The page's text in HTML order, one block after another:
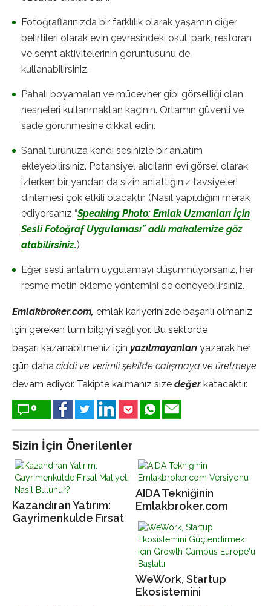
Fotoğraflarınızda bir farklılık olarak yaşamın diğer
belirtileri olarak evin çevresindeki okul, park, restoran
ve semt aktivitelerinin görüntüsünü de
kullanabilirsiniz.
Pahalı boyamaları ve mücevher gibi görselliği olan
nesneleri kullanmaktan kaçının. Ortamın güvenli ve
sade görünmesine dikkat edin.
Sanal turunuza kendi sesinizle bir anlatım
ekleyebilirsiniz. Potansiyel alıcıların evi görsel olarak
izlerken bir yandan da sizin anlattığınız tavsiyeleri
dinlemesi çok etkili olacaktır. (Nasıl yapıldığını merak
ediyorsanız “Speaking Photo: Emlak Uzmanları İçin
Sesli Fotoğraf Uygulaması” adlı makalemize göz
atabilirsiniz.)
Eğer sesli anlatım uygulamayı düşünmüyorsanız, her
resme metin ekleme yöntemini de deneyebilirsiniz.
Emlakbroker.com, emlak kariyerinizde başarılı olmanız
için gereken tüm bilgiyi sağlıyor. Bu sektörde
başarı kazanabilmeniz için yazılmayanları yazarak her
gün daha ciddi ve verimli şekilde çalışmaya ve üretmeye
devam ediyor. Takipte kalmanız size değerkatacaktır.
0
Sizin İçin Önerilenler
Kazandıran Yatırım:
Gayrimenkulde Fırsat
AIDA Tekniğinin
Emlakbroker.com
Versiyonu
WeWork, Startup
Ekosistemini